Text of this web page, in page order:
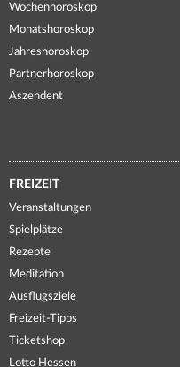
Wochenhoroskop
Monatshoroskop
Jahreshoroskop
Partnerhoroskop
Aszendent
FREIZEIT
Veranstaltungen
Spielplätze
Rezepte
Meditation
Ausflugsziele
Freizeit-Tipps
Ticketshop
Lotto Hessen